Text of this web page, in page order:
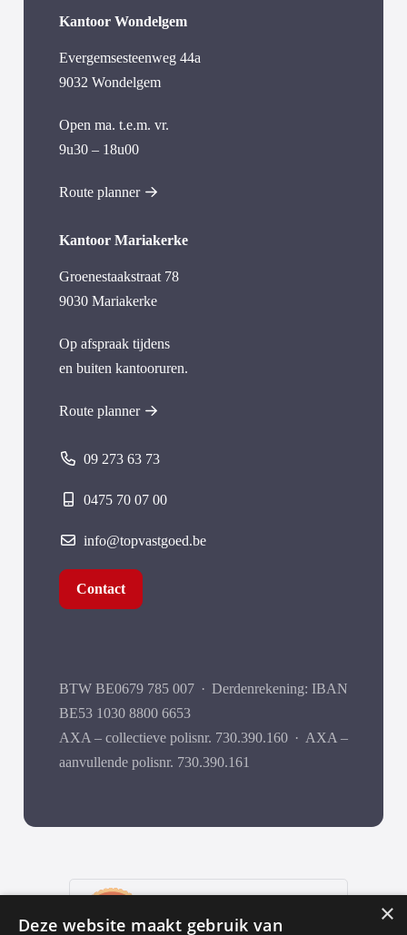
Kantoor Wondelgem
Evergemsesteenweg 44a
9032 Wondelgem
Open ma. t.e.m. vr.
9u30 – 18u00
Route planner
Kantoor Mariakerke
Groenestaakstraat 78
9030 Mariakerke
Op afspraak tijdens
en buiten kantooruren.
Route planner
09 273 63 73
0475 70 07 00
info@topvastgoed.be
Contact
BTW BE0679 785 007 · Derdenrekening: IBAN
BE53 1030 8800 6653
AXA – collectieve polisnr. 730.390.160 · AXA –
aanvullende polisnr. 730.390.161
9 ×
Deze website maakt gebruik van